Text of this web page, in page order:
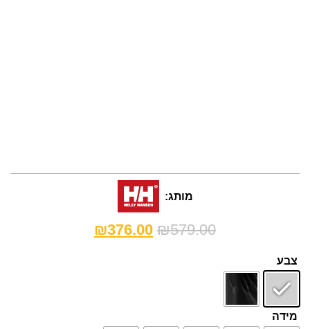
מותג:
₪579.00
₪376.00
צבע
מידה